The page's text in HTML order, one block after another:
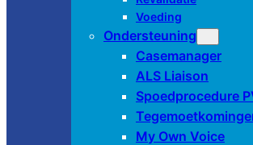
Voeding
Ondersteuning
Casemanager
ALS Liaison
Spoedprocedure
My Own Voice